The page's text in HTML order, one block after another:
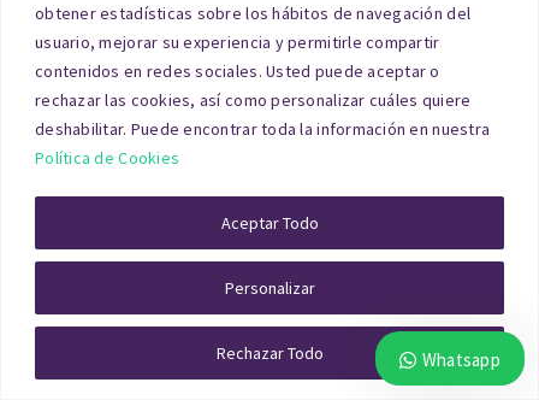
obtener estadísticas sobre los hábitos de navegación del
usuario, mejorar su experiencia y permitirle compartir
contenidos en redes sociales. Usted puede aceptar o
rechazar las cookies, así como personalizar cuáles quiere
deshabilitar. Puede encontrar toda la información en nuestra
Política de Cookies
Personalizar
Rechazar Todo
Aceptar Todo
Las tasaciones de solares y terrenos en A Coruña
requieren un análisis urbanístico completo:
clasificación del suelo, edificabilidad,
planeamiento vigente, servicios disponibles,
En suelos urbanos consolidados se utiliza el
método de comparación, mientras que en
terrenos urbanizables o no desarrollados se
emplea el método residual estático o dinámico.
Whatsapp